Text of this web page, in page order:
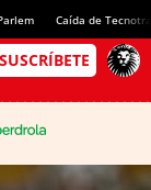
Caída de